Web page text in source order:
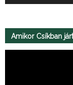
Amikor Csíkban